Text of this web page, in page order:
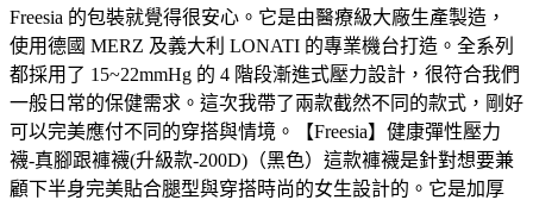
Freesia 的包裝就覺得很安心。它是由醫療級大廠生產製造，
使用德國 MERZ 及義大利 LONATI 的專業機台打造。全系列
都採用了 15~22mmHg 的 4 階段漸進式壓力設計，很符合我們
一般日常的保健需求。這次我帶了兩款截然不同的款式，剛好
可以完美應付不同的穿搭與情境。【Freesia】健康彈性壓力
襪-真腳跟褲襪(升級款-200D)（黑色）這款褲襪是針對想要兼
顧下半身完美貼合腿型與穿搭時尚的女生設計的。它是加厚